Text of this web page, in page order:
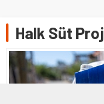
Halk Süt